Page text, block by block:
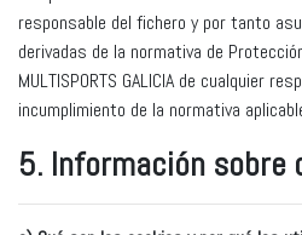
responsable del fichero y por tanto
derivadas de la normativa de
MULTISPORTS GALICIA de cualquier
incumplimiento de la normativa
5. Información sobre